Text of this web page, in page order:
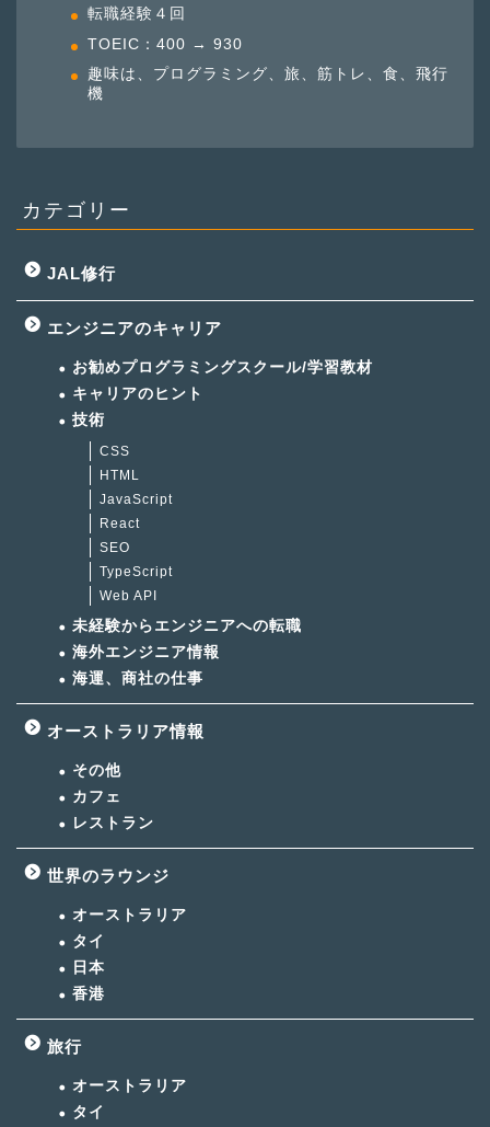
転職経験４回
TOEIC：400 → 930
趣味は、プログラミング、旅、筋トレ、食、飛行
機
カテゴリー
JAL修行
エンジニアのキャリア
お勧めプログラミングスクール/学習教材
キャリアのヒント
技術
CSS
HTML
JavaScript
React
SEO
TypeScript
Web API
未経験からエンジニアへの転職
海外エンジニア情報
海運、商社の仕事
オーストラリア情報
その他
カフェ
レストラン
世界のラウンジ
オーストラリア
タイ
日本
香港
旅行
オーストラリア
タイ